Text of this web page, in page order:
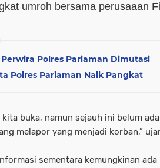
umroh bersama perusaaan
Polres Pariaman Dimutasi
Polres Pariaman Naik Pangkat
kita buka, namun sejauh ini belum
melapor yang menjadi korban,”
sementara kemungkinan